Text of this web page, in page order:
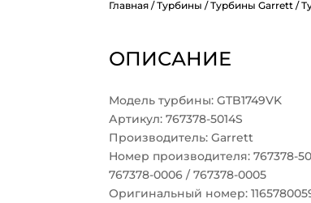
Главная /Турбины /Турбины Garrett /
ОПИСАНИЕ
Модель турбины: GTB1749VK
Артикул: 767378-5014S
Производитель: Garrett
Номер производителя: 767378-
767378-0006 / 767378-0005
Оригинальный номер: